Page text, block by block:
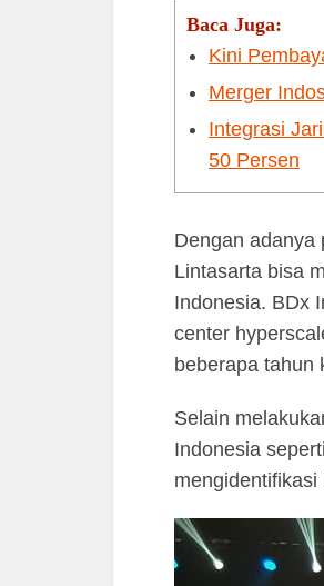
Baca Juga:
Kini
Merger
Integrasi
50 Persen
Dengan adanya
Lintasarta bisa
Indonesia. BDx
center
beberapa tahun
Selain
Indonesia